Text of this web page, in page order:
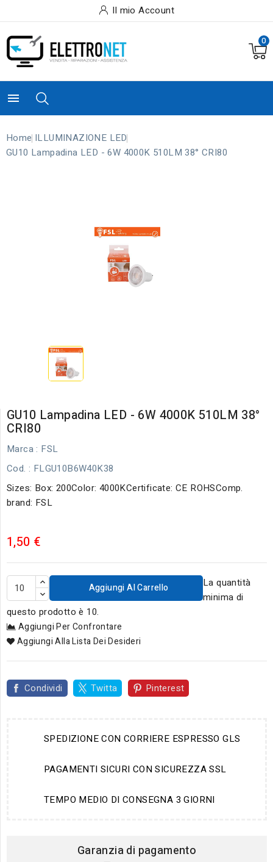
Il mio Account
0

Home ILLUMINAZIONE LED
GU10 Lampadina LED - 6W 4000K 510LM 38° CRI80
GU10 Lampadina LED - 6W 4000K 510LM 38°
CRI80
Marca : FSL
Cod. : FLGU10B6W40K38
Sizes: Box: 200Color: 4000KCertificate: CE ROHSComp.
brand: FSL
1,50 €
Aggiungi Al Carrello
La quantità
minima di
questo prodotto è 10.
Aggiungi Per Confrontare
Aggiungi Alla Lista Dei Desideri
Condividi Twitta Pinterest
SPEDIZIONE CON CORRIERE ESPRESSO GLS
PAGAMENTI SICURI CON SICUREZZA SSL
TEMPO MEDIO DI CONSEGNA 3 GIORNI
Garanzia di pagamento